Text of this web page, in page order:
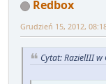
Redbox
Grudzień 15, 2012,
Cytat: RazielIII